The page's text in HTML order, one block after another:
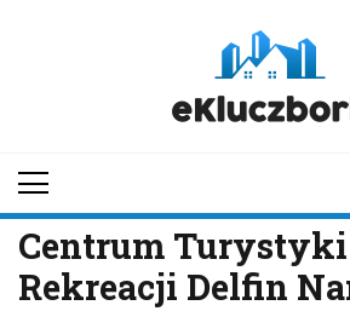
Centrum
Rekreacji Delfin